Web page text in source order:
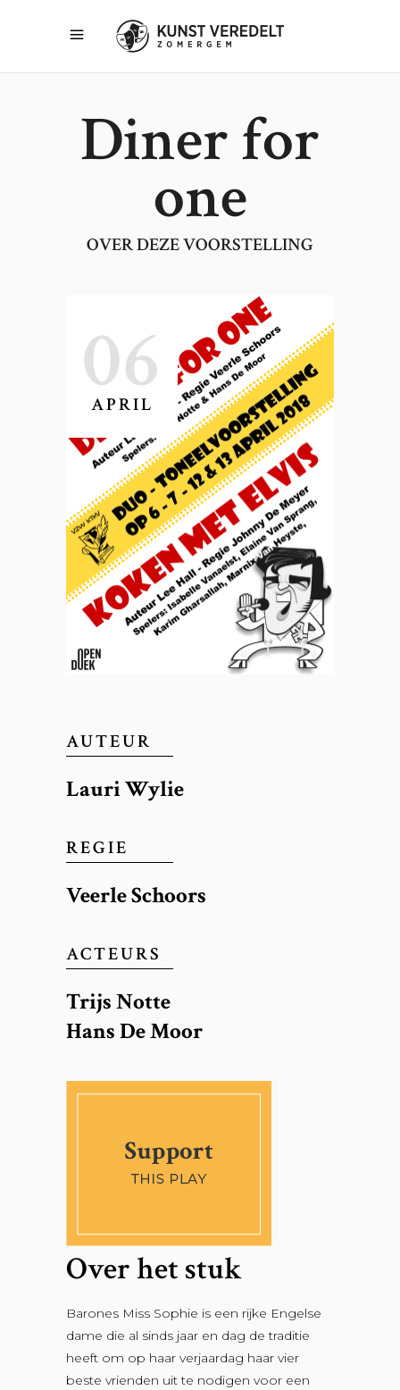
Diner for
one
OVER DEZE VOORSTELLING
06
APRIL
AUTEUR
Lauri Wylie
REGIE
Veerle Schoors
ACTEURS
Trijs Notte
Hans De Moor
Over het stuk
Barones Miss Sophie is een rijke Engelse
dame die al sinds jaar en dag de traditie
heeft om op haar verjaardag haar vier
beste vrienden uit te nodigen voor een